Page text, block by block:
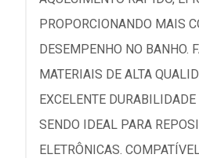
PROPORCIONANDO MAIS
DESEMPENHO NO BANHO.
MATERIAIS DE ALTA
EXCELENTE
SENDO IDEAL PARA
ELETRÔNICAS.